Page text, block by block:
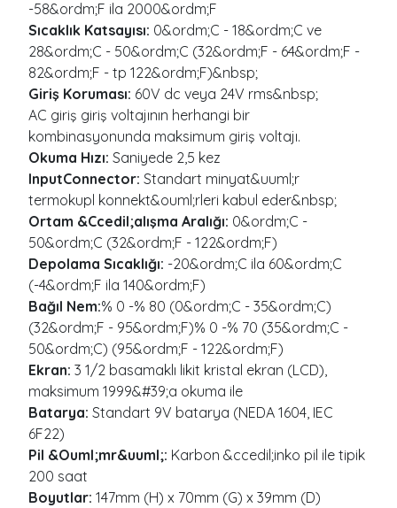
-58&ordm;F ila 2000&ordm;F
Sıcaklık Katsayısı: 0&ordm;C - 18&ordm;C ve
28&ordm;C - 50&ordm;C (32&ordm;F - 64&ordm;F -
82&ordm;F - tp 122&ordm;F)&nbsp;
Giriş Koruması: 60V dc veya 24V rms&nbsp;
AC giriş giriş voltajının herhangi bir
kombinasyonunda maksimum giriş voltajı.
Okuma Hızı: Saniyede 2,5 kez
InputConnector: Standart minyat&uuml;r
termokupl konnekt&ouml;rleri kabul eder&nbsp;
Ortam &Ccedil;alışma Aralığı: 0&ordm;C -
50&ordm;C (32&ordm;F - 122&ordm;F)
Depolama Sıcaklığı: -20&ordm;C ila 60&ordm;C
(-4&ordm;F ila 140&ordm;F)
Bağıl Nem:% 0 -% 80 (0&ordm;C - 35&ordm;C)
(32&ordm;F - 95&ordm;F)% 0 -% 70 (35&ordm;C -
50&ordm;C) (95&ordm;F - 122&ordm;F)
Ekran: 3 1/2 basamaklı likit kristal ekran (LCD),
maksimum 1999&#39;a okuma ile
Batarya: Standart 9V batarya (NEDA 1604, IEC
6F22)
Pil &Ouml;mr&uuml;: Karbon &ccedil;inko pil ile tipik
200 saat
Boyutlar: 147mm (H) x 70mm (G) x 39mm (D)